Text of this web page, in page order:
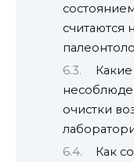
очистки
Как